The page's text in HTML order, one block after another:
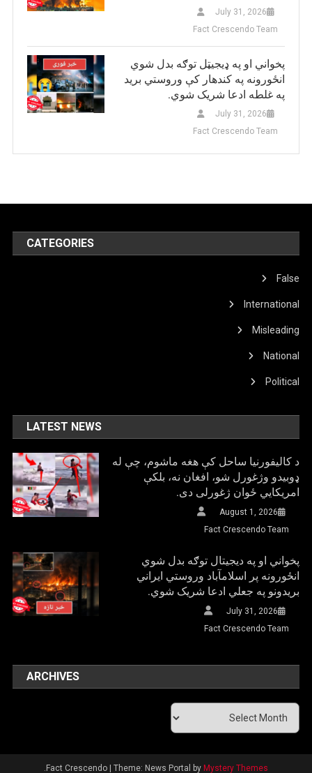
July 31, 2026
Fact Crescendo Team
پخواني او په ډيجيټل توګه بدل شوي
انځورونه په کندهار کې وروستي برید
په غلطه ادعا شریک شوي.
July 31, 2026
Fact Crescendo Team
CATEGORIES
False
International
Misleading
National
Political
LATEST NEWS
د کالیفورنیا ساحل کې هغه ماشوم، چې له
ډوبیدو وژغورل شو، افغان نه، بلکې
امریکایي ځوان ژغورلی دی.
August 1, 2026
Fact Crescendo Team
پخواني او په دیجیتال توګه بدل شوي
انځورونه پر اسلامآباد وروستي ایراني
بريدونو په جعلي ادعا شریک شوي.
July 31, 2026
Fact Crescendo Team
ARCHIVES
Archives
Fact Crescendo | Theme: News Portal by Mystery Themes